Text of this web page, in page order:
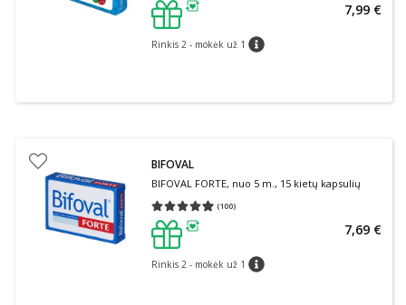
patarimas
Rinkis 2 - mokėk už 1 patarimas
7,99 €
BIFOVAL
BIFOVAL FORTE, nuo 5 m., 15 kietų kapsulių
(100)
Vidutinis įvertinimas 4.94
patarimas
Rinkis 2 - mokėk už 1 patarimas
7,69 €